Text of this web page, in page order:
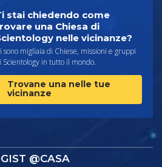
stai chiedendo come
una Chiesa di
nelle vicinanze?
sono migliaia di Chiese, missioni e gruppi
Scientology in tutto il mondo.
Trovane una nelle tue
vicinanze
@CASA